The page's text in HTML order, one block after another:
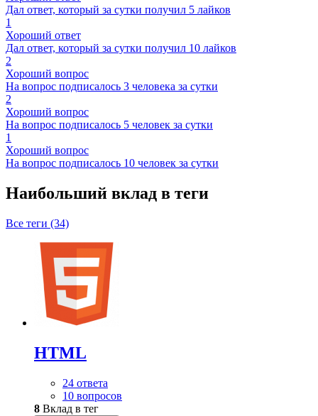
Дал ответ, который за сутки получил 5 лайков
1
Хороший ответ
Дал ответ, который за сутки получил 10 лайков
2
Хороший вопрос
На вопрос подписалось 3 человека за сутки
2
Хороший вопрос
На вопрос подписалось 5 человек за сутки
1
Хороший вопрос
На вопрос подписалось 10 человек за сутки
Наибольший вклад в теги
Все теги (34)
HTML
24 ответа
10 вопросов
8 Вклад в тег